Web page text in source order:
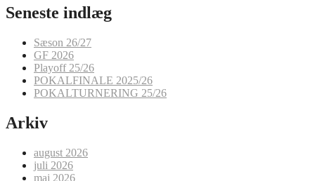
Seneste indlæg
Sæson 26/27
GF 2026
Playoff 25/26
POKALFINALE 2025/26
POKALTURNERING 25/26
Arkiv
august 2026
juli 2026
maj 2026